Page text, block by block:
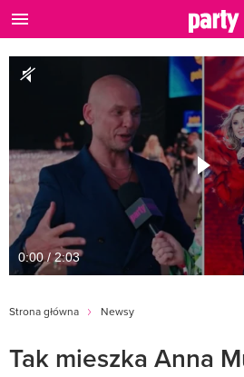
0:00 / 2:03
Strona główna Newsy
Tak mieszka Anna